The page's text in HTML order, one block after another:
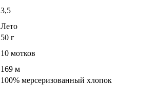
3,5
Лето
50 г
10 мотков
169 м
100% мерсеризованный хлопок